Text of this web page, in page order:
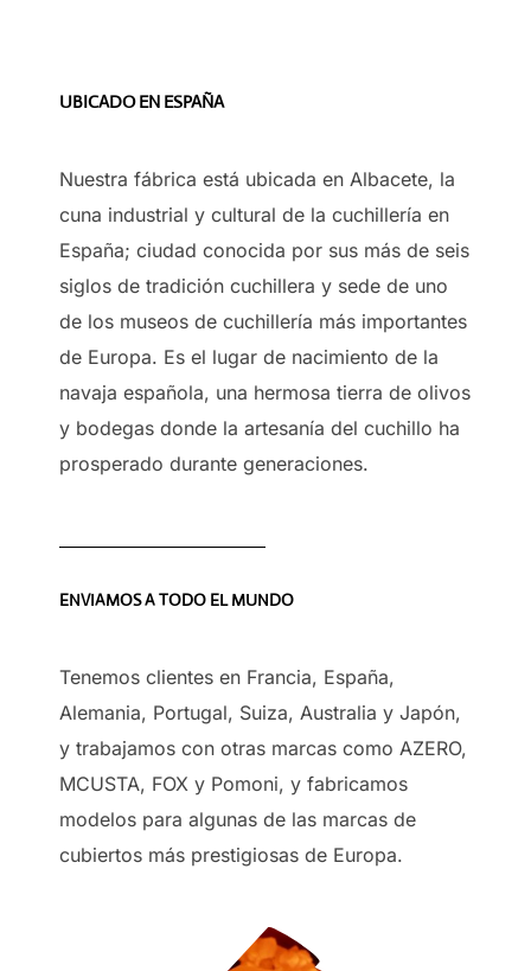
UBICADO EN ESPAÑA
Nuestra fábrica está ubicada en Albacete, la
cuna industrial y cultural de la cuchillería en
España; ciudad conocida por sus más de seis
siglos de tradición cuchillera y sede de uno
de los museos de cuchillería más importantes
de Europa. Es el lugar de nacimiento de la
navaja española, una hermosa tierra de olivos
y bodegas donde la artesanía del cuchillo ha
prosperado durante generaciones.
ENVIAMOS A TODO EL MUNDO
Tenemos clientes en Francia, España,
Alemania, Portugal, Suiza, Australia y Japón,
y trabajamos con otras marcas como AZERO,
MCUSTA, FOX y Pomoni, y fabricamos
modelos para algunas de las marcas de
cubiertos más prestigiosas de Europa.